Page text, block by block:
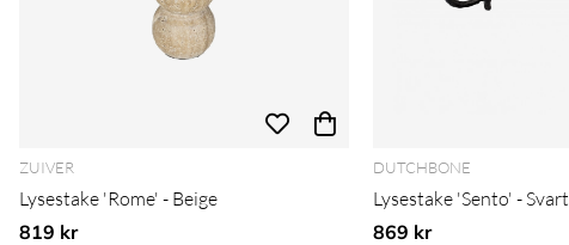
ZUIVER
Lysestake 'Rome' - Beige
819 kr
DUTCHBONE
Lysestake 'Sento' - Svart
869 kr